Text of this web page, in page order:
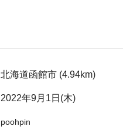
北海道函館市 (4.94km)
2022年9月1日(木)
poohpin